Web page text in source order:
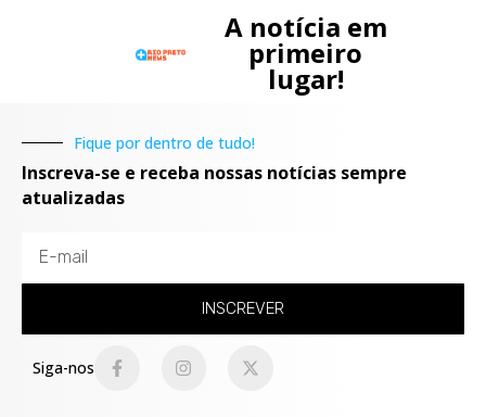
A notícia em
primeiro
lugar!
Fique por dentro de tudo!
Inscreva-se e receba nossas notícias sempre
atualizadas
INSCREVER
Siga-nos